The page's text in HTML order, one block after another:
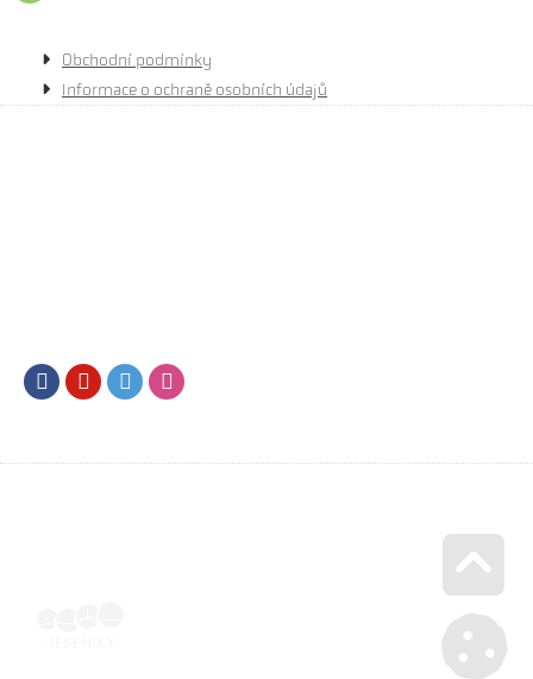
Obchodní podmínky
Informace o ochraně osobních údajů
FacebookYoutubeTwitter
Go